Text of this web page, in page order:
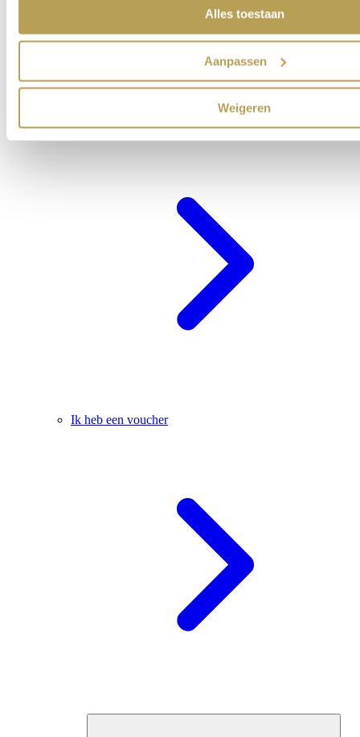
Alles toestaan
Aanpassen
Weigeren
Ik heb een voucher